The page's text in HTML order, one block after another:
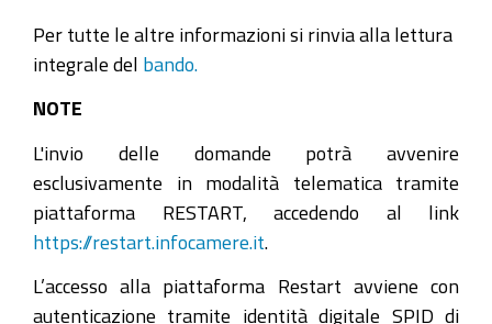
Per tutte le altre informazioni si rinvia alla lettura
integrale del bando.
NOTE
L'invio delle domande potrà avvenire
esclusivamente in modalità telematica tramite
piattaforma RESTART, accedendo al link
https://restart.infocamere.it
L’accesso alla piattaforma Restart avviene con
autenticazione tramite identità digitale SPID di